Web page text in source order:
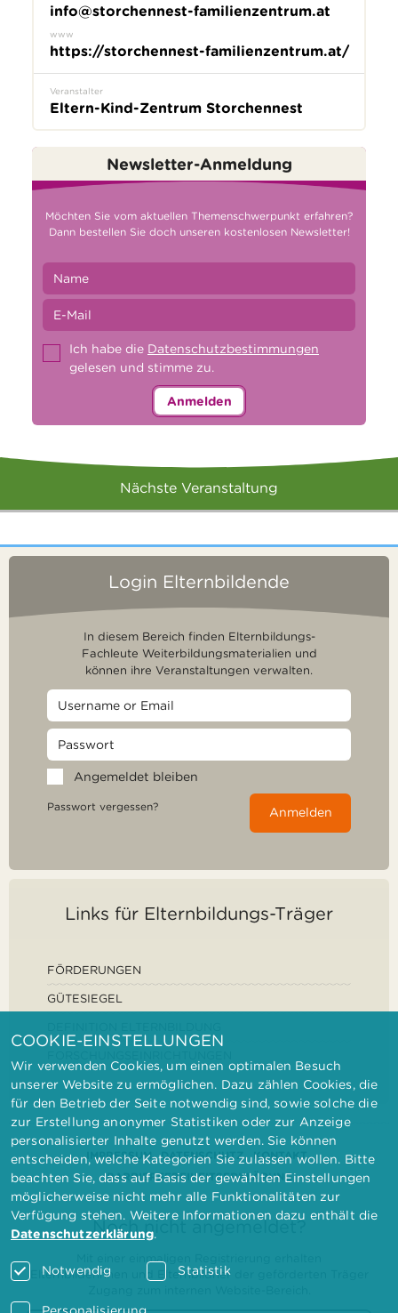
info@storchennest-familienzentrum.at
www
https://storchennest-familienzentrum.at/
Veranstalter
Eltern-Kind-Zentrum Storchennest
Newsletter-Anmeldung
Möchten Sie vom aktuellen Themenschwerpunkt erfahren?
Dann bestellen Sie doch unseren kostenlosen Newsletter!
Ich habe die Datenschutzbestimmungen
gelesen und stimme zu.
Anmelden
Nächste Veranstaltung
Login Elternbildende
In diesem Bereich finden Elternbildungs-
Fachleute Weiterbildungsmaterialien und
können ihre Veranstaltungen verwalten.
Angemeldet bleiben
Passwort vergessen? Anmelden
Links für Elternbildungs-Träger
FÖRDERUNGEN
GÜTESIEGEL
IMPRESSUM DATENSCHUTZ
KONTAKT
BARRIEREFREIHEITSERKLÄRUNG
Noch nicht angemeldet?
Elternbilderinnen und Elternbildner der geförderten Träger
COOKIE-EINSTELLUNGEN
Wir verwenden Cookies, um einen optimalen Besuch
unserer Website zu ermöglichen. Dazu zählen Cookies, die
für den Betrieb der Seite notwendig sind, sowie solche die
zur Erstellung anonymer Statistiken oder zur Anzeige
personalisierter Inhalte genutzt werden. Sie können
entscheiden, welche Kategorien Sie zulassen wollen. Bitte
beachten Sie, dass auf Basis der gewählten Einstellungen
möglicherweise nicht mehr alle Funktionalitäten zur
Verfügung stehen. Weitere Informationen dazu enthält die
Datenschutzerklärung.
Notwendig Statistik